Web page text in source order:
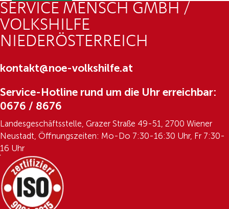
SERVICE MENSCH GMBH /
VOLKSHILFE
NIEDERÖSTERREICH
kontakt@noe-volkshilfe.at
Service-Hotline rund um die Uhr erreichbar:
0676 / 8676
Landesgeschäftsstelle, Grazer Straße 49-51, 2700 Wiener
Neustadt, Öffnungszeiten: Mo-Do 7:30-16:30 Uhr, Fr 7:30-
16 Uhr